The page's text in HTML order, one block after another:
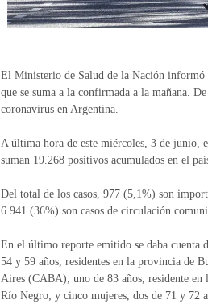
El Ministerio de Salud de la Nación informó
que se suma a la confirmada a la mañana.
coronavirus en Argentina.
A última hora de este miércoles, 3 de junio,
suman 19.268 positivos acumulados en el
Del total de los casos, 977 (5,1%) son
6.941 (36%) son casos de circulación
En el último reporte emitido se daba cuenta
54 y 59 años, residentes en la provincia de
Aires (CABA); uno de 83 años, residente en
Río Negro; y cinco mujeres, dos de 71 y 72